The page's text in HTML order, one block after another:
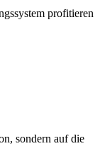
profitieren
sondern auf die